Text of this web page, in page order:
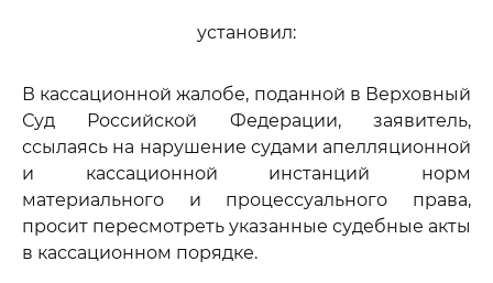
установил:
В кассационной жалобе, поданной в Верховный
Суд Российской Федерации, заявитель,
ссылаясь на нарушение судами апелляционной
и кассационной инстанций норм
материального и процессуального права,
просит пересмотреть указанные судебные акты
в кассационном порядке.